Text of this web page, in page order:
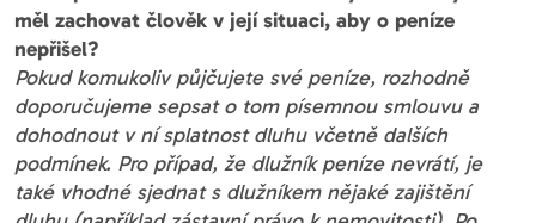
měl zachovat člověk v její situaci, aby o peníze
nepřišel?
Pokud komukoliv půjčujete své peníze, rozhodně
doporučujeme sepsat o tom písemnou smlouvu a
dohodnout v ní splatnost dluhu včetně dalších
podmínek. Pro případ, že dlužník peníze nevrátí, je
také vhodné sjednat s dlužníkem nějaké zajištění